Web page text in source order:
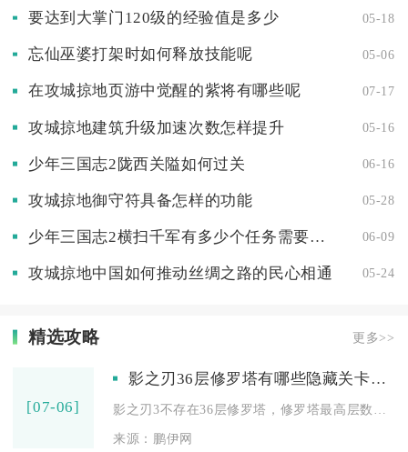
要达到大掌门120级的经验值是多少 05-18
忘仙巫婆打架时如何释放技能呢 05-06
在攻城掠地页游中觉醒的紫将有哪些呢 07-17
攻城掠地建筑升级加速次数怎样提升 05-16
少年三国志2陇西关隘如何过关 06-16
攻城掠地御守符具备怎样的功能 05-28
少年三国志2横扫千军有多少个任务需要完成 06-09
攻城掠地中国如何推动丝绸之路的民心相通 05-24
精选攻略 更多>>
[07-06]
影之刃36层修罗塔有哪些隐藏关卡需要探索
来源：鹏伊网